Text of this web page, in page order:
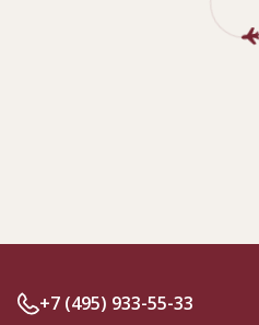
+7 (495) 933-55-33